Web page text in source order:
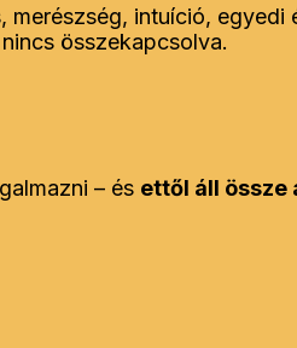
intuíció, egyedi
összekapcsolva.
– és ettől áll össze